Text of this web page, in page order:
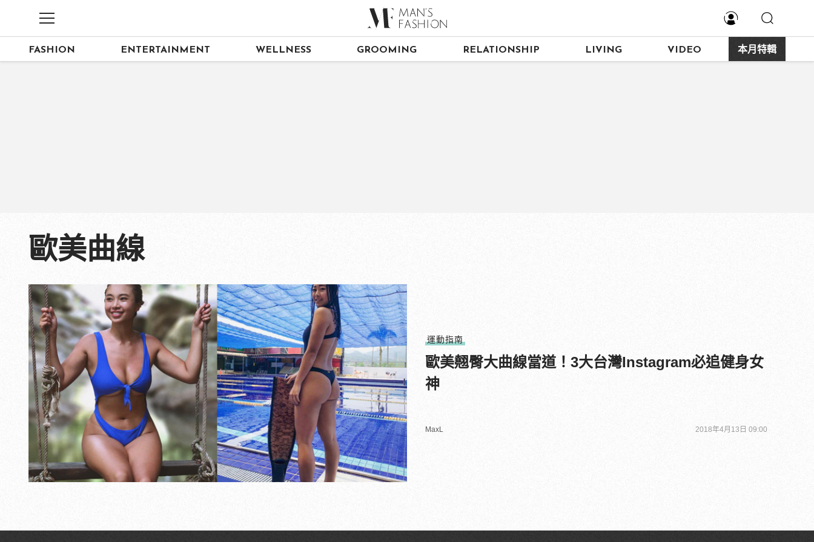
FASHION ENTERTAINMENT WELLNESS GROOMING RELATIONSHIP LIVING VIDEO 本月特輯
歐美曲線
運動指南
歐美翹臀大曲線當道！3大台灣Instagram必追健身女
神
MaxL 2018年4月13日 09:00